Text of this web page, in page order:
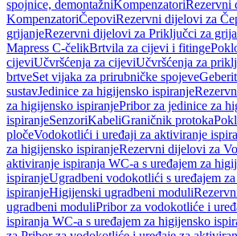
spojnice, demontažniKompenzatoriRezervni
KompenzatoriČepoviRezervni dijelovi za
grijanjeRezervni dijelovi za Priključci za
Mapress C-čelikBrtvila za cijevi i fitinge
cijeviUčvršćenja za cijeviUčvršćenja za
brtveSet vijaka za prirubničke spojeve
sustavJedinice za higijensko ispiranje
za higijensko ispiranjePribor za jedinice za
ispiranjeSenzoriKabeliGraničnik protoka
pločeVodokotlići i uređaji za aktiviranje
za higijensko ispiranjeRezervni dijelovi za
aktiviranje ispiranja WC-a s uređajem za
ispiranjeUgradbeni vodokotlići s uređajem
ispiranjeHigijenski ugradbeni moduli
ugradbeni moduliPribor za vodokotliće i
ispiranja WC-a s uređajem za higijensko